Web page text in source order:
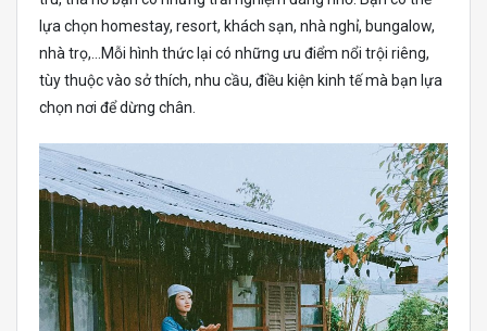
lựa chọn homestay, resort, khách sạn, nhà nghỉ, bungalow,
nhà trọ,…Mỗi hình thức lại có những ưu điểm nổi trội riêng,
tùy thuộc vào sở thích, nhu cầu, điều kiện kinh tế mà bạn lựa
chọn nơi để dừng chân.